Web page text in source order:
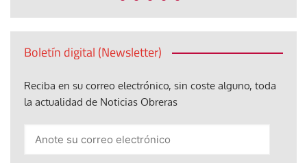
Boletín digital (Newsletter)
Reciba en su correo electrónico, sin coste alguno, toda
la actualidad de Noticias Obreras